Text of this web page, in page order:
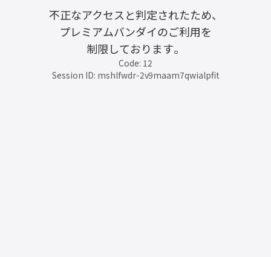
不正なアクセスと判定されたため、
プレミアムバンダイのご利用を
制限しております。
Code: 12
Session ID: mshlfwdr-2v9maam7qwialpfit